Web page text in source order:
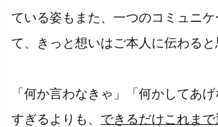
ている姿もまた、一つのコミュニケ
て、きっと想いはご本人に伝わると
「何か言わなきゃ」「何かしてあ
すぎるよりも、 できるだけこれま